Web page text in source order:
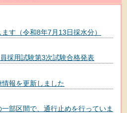
す（令和8年7月13日採水分）
採用試験第3次試験合格発表
報を更新しました
部区間で、通行止めを行っていま